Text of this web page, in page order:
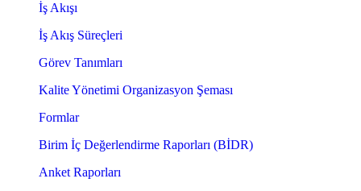
İş Akışı
İş Akış Süreçleri
Görev Tanımları
Kalite Yönetimi Organizasyon Şeması
Formlar
Birim İç Değerlendirme Raporları (BİDR)
Anket Raporları